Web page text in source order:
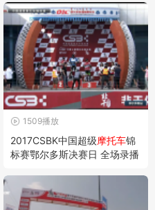
1509播放
2017CSBK中国超级摩托车锦
标赛鄂尔多斯决赛日 全场录播